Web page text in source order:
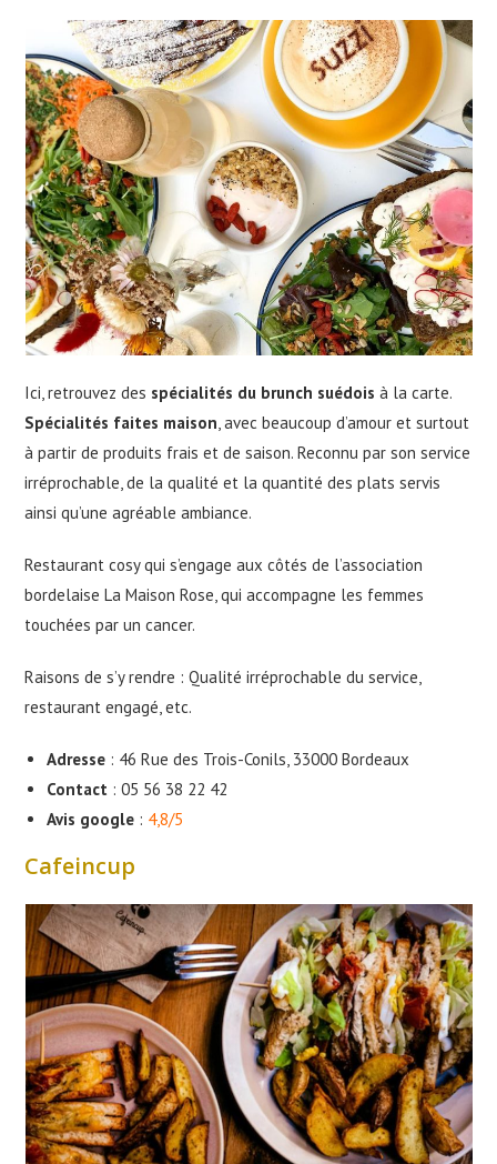
Ici, retrouvez des spécialités du brunch suédois à la carte.
Spécialités faites maison , avec beaucoup d’amour et surtout
à partir de produits frais et de saison. Reconnu par son service
irréprochable, de la qualité et la quantité des plats servis
ainsi qu’une agréable ambiance.
Restaurant cosy qui s’engage aux côtés de l’association
bordelaise La Maison Rose, qui accompagne les femmes
touchées par un cancer.
Raisons de s’y rendre : Qualité irréprochable du service,
restaurant engagé, etc.
Adresse : 46 Rue des Trois-Conils, 33000 Bordeaux
Contact : 05 56 38 22 42
Avis google : 4,8/5
Cafeincup